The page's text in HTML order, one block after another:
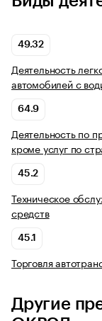
49.32
Деятельность
автомобилей с
64.9
Деятельность по
кроме услуг по
45.2
Техническое
средств
45.1
Торговля
Другие